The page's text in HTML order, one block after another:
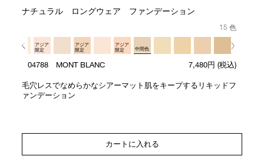
ナチュラル ロングウェア ファンデーション
15 色
アジア
限定
アジア
限定
アジア
限定
中間色
04788 MONT BLANC 7,480円 (税込)
毛穴レスでなめらかなシアーマット肌をキープするリキッドフ
ァンデーション
カートに入れる